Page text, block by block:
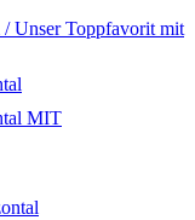
Unser Toppfavorit mit
MIT